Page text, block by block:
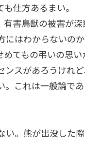
仕方あるまい。
害鳥獣の被害が深
にはわからないの
てもの弔いの思い
ンスがあろうけれ
これは一般論であ
。熊が出没した際